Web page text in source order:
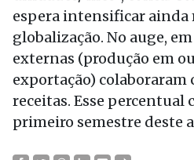
espera intensificar ainda
globalização. No auge,
externas (produção em
exportação) colaboraram
receitas. Esse percentual
primeiro semestre deste